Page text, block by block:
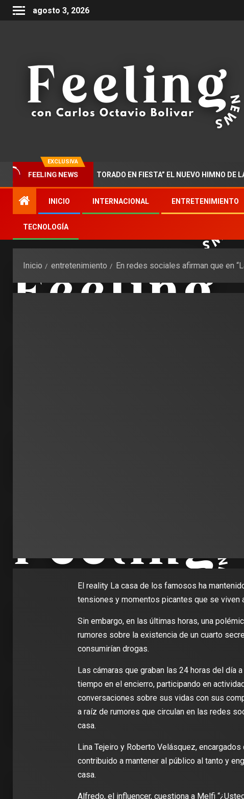
agosto 3, 2026
EXCLUSIVA
FEELING NEWS
PRESENTA “DOCTORADO EN FIESTA” EL NUEVO HIMNO DE LA
INICIO INTERNACIONAL ENTRETENIMIENTO
TECNOLOGÍA
Inicio entretenimiento En redes sociales afirman que en
El reality La casa de los famosos ha
tensiones y momentos picantes que se viven
Sin embargo, en las últimas horas, una
rumores sobre la existencia de un cuarto
consumirían drogas.
Las cámaras que graban las 24 horas del día
tiempo en el encierro, participando en
conversaciones sobre sus vidas con sus
a raíz de rumores que circulan en las redes
casa.
Lina Tejeiro y Roberto Velásquez,
contribuido a mantener al público al tanto y
casa.
Alfredo, el influencer, cuestiona a Melfi